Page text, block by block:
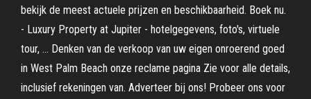
bekijk de meest actuele prijzen en beschikbaarheid. Boek nu.
- Luxury Property at Jupiter - hotelgegevens, foto's, virtuele
tour, … Denken van de verkoop van uw eigen onroerend goed
in West Palm Beach onze reclame pagina Zie voor alle details,
inclusief rekeningen van. Adverteer bij ons! Probeer ons voor